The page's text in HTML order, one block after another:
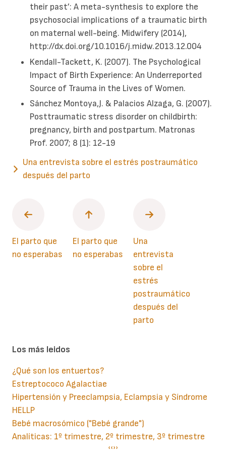
their past’: A meta-synthesis to explore the
psychosocial implications of a traumatic birth
on maternal well-being. Midwifery (2014),
http://dx.doi.org/10.1016/j.midw.2013.12.004
Kendall-Tackett, K. (2007). The Psychological
Impact of Birth Experience: An Underreported
Source of Trauma in the Lives of Women.
Sánchez Montoya,J. & Palacios Alzaga, G. (2007).
Posttraumatic stress disorder on childbirth:
pregnancy, birth and postpartum. Matronas
Prof. 2007; 8 (1): 12-19
Una entrevista sobre el estrés postraumático
después del parto
El parto que
no esperabas
El parto que
no esperabas
Una
entrevista
sobre el
estrés
postraumático
después del
parto
Los más leidos
¿Qué son los entuertos?
Estreptococo Agalactiae
Hipertensión y Preeclampsia, Eclampsia y Síndrome
HELLP
Bebé macrosómico ("Bebé grande")
Analíticas: 1º trimestre, 2º trimestre, 3º trimestre
Página
‹‹Siguiente
››